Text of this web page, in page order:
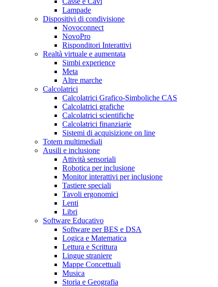
Lampade
Dispositivi di condivisione
Novoconnect
NovoPro
Risponditori Interattivi
Realtà virtuale e aumentata
Simbi experience
Meta
Altre marche
Calcolatrici
Calcolatrici Grafico-Simboliche CAS
Calcolatrici grafiche
Calcolatrici scientifiche
Calcolatrici finanziarie
Sistemi di acquisizione on line
Totem multimediali
Ausili e inclusione
Attività sensoriali
Robotica per inclusione
Monitor interattivi per inclusione
Tastiere speciali
Tavoli ergonomici
Lenti
Libri
Software Educativo
Software per BES e DSA
Logica e Matematica
Lettura e Scrittura
Lingue straniere
Mappe Concettuali
Musica
Storia e Geografia